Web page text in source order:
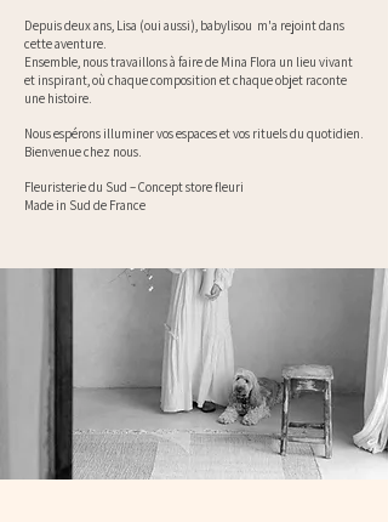
Depuis deux ans, Lisa (oui aussi), babylisou m'a rejoint dans
cette aventure.
Ensemble, nous travaillons à faire de Mina Flora un lieu vivant
et inspirant, où chaque composition et chaque objet raconte
une histoire.
Nous espérons illuminer vos espaces et vos rituels du quotidien.
Bienvenue chez nous.
Fleuristerie du Sud – Concept store fleuri
Made in Sud de France